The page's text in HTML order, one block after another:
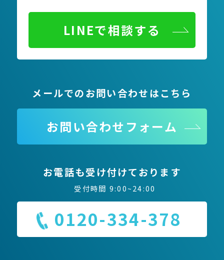
LINEで相談する
メールでのお問い合わせはこちら
お問い合わせフォーム
お電話も受け付けております
受付時間 9:00~24:00
0120-334-378